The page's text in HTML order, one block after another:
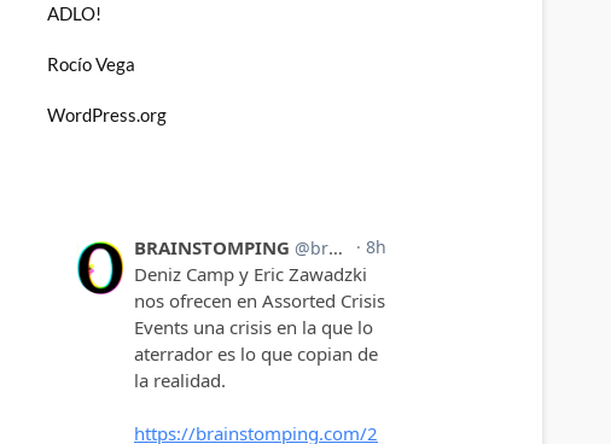
ADLO!
Rocío Vega
WordPress.org